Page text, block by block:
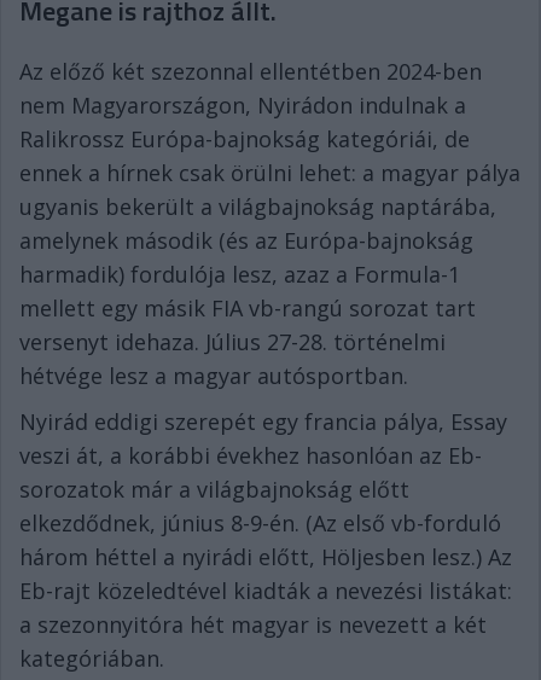
Megane is rajthoz állt.
Az előző két szezonnal ellentétben 2024-ben
nem Magyarországon, Nyirádon indulnak a
Ralikrossz Európa-bajnokság kategóriái, de
ennek a hírnek csak örülni lehet: a magyar pálya
ugyanis bekerült a világbajnokság naptárába,
amelynek második (és az Európa-bajnokság
harmadik) fordulója lesz, azaz a Formula-1
mellett egy másik FIA vb-rangú sorozat tart
versenyt idehaza. Július 27-28. történelmi
hétvége lesz a magyar autósportban.
Nyirád eddigi szerepét egy francia pálya, Essay
veszi át, a korábbi évekhez hasonlóan az Eb-
sorozatok már a világbajnokság előtt
elkezdődnek, június 8-9-én. (Az első vb-forduló
három héttel a nyirádi előtt, Höljesben lesz.) Az
Eb-rajt közeledtével kiadták a nevezési listákat:
a szezonnyitóra hét magyar is nevezett a két
kategóriában.